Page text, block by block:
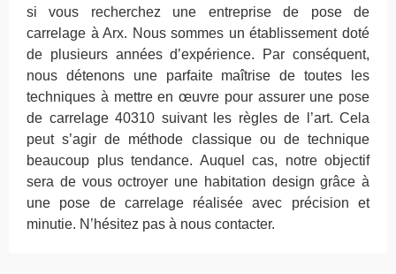
si vous recherchez une entreprise de pose de
carrelage à Arx. Nous sommes un établissement doté
de plusieurs années d’expérience. Par conséquent,
nous détenons une parfaite maîtrise de toutes les
techniques à mettre en œuvre pour assurer une pose
de carrelage 40310 suivant les règles de l’art. Cela
peut s’agir de méthode classique ou de technique
beaucoup plus tendance. Auquel cas, notre objectif
sera de vous octroyer une habitation design grâce à
une pose de carrelage réalisée avec précision et
minutie. N’hésitez pas à nous contacter.